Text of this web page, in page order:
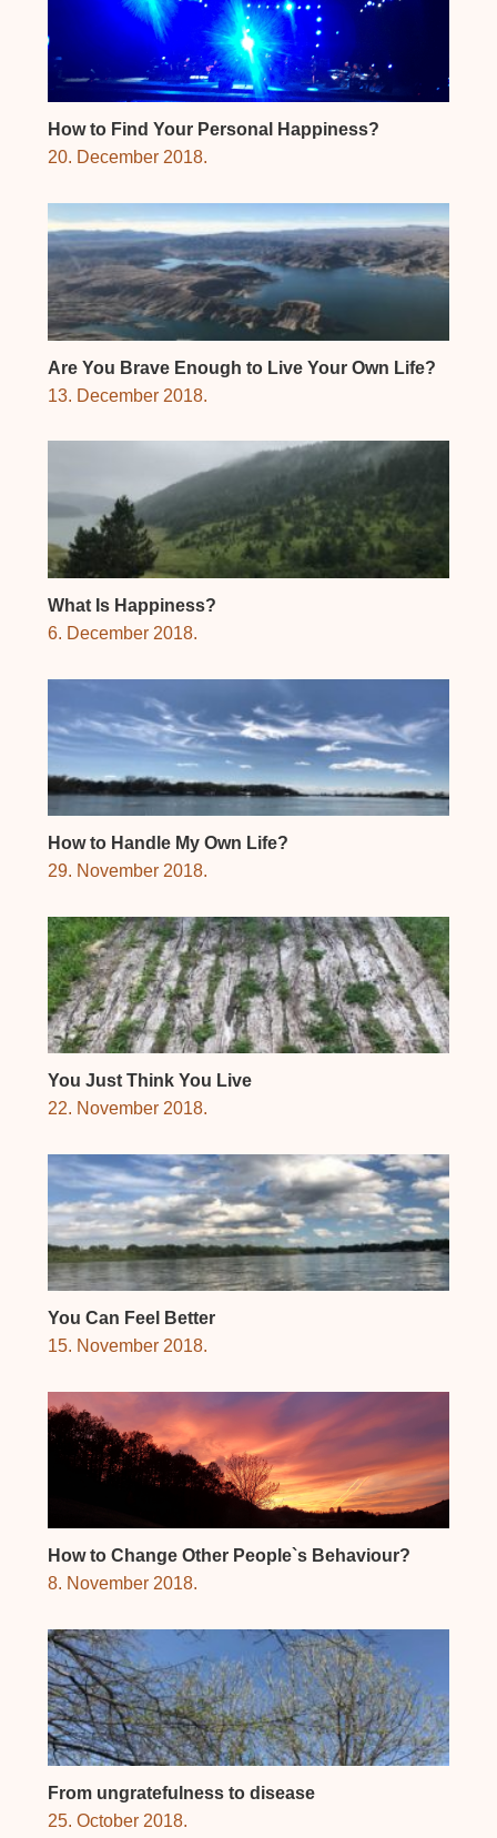
How to Find Your Personal Happiness?
20. December 2018.
Are You Brave Enough to Live Your Own Life?
13. December 2018.
What Is Happiness?
6. December 2018.
How to Handle My Own Life?
29. November 2018.
You Just Think You Live
22. November 2018.
You Can Feel Better
15. November 2018.
How to Change Other People`s Behaviour?
8. November 2018.
From ungratefulness to disease
25. October 2018.